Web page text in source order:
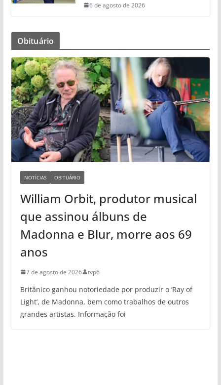
6 de agosto de 2026
Obituário
NOTÍCIAS OBITUÁRIO
William Orbit, produtor musical
que assinou álbuns de
Madonna e Blur, morre aos 69
anos
7 de agosto de 2026 tvp6
Britânico ganhou notoriedade por produzir o ‘Ray of
Light’, de Madonna, bem como trabalhos de outros
grandes artistas. Informação foi